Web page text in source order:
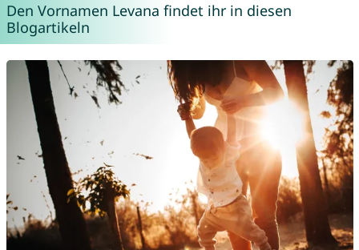
Den Vornamen Levana findet ihr in diesen
Blogartikeln